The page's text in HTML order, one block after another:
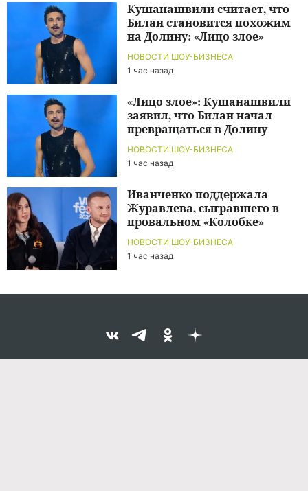
НОВОСТИ ШОУ-БИЗНЕСА
1 час назад
Кушанашвили считает, что
Билан становится похожим
на Долину: «Лицо злое»
НОВОСТИ ШОУ-БИЗНЕСА
1 час назад
«Лицо злое»: Кушанашвили
заявил, что Билан начал
превращаться в Долину
НОВОСТИ ШОУ-БИЗНЕСА
1 час назад
Иванченко поддержала
Журавлева, сыгравшего в
провальном «Колобке»